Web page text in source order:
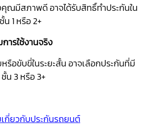
ณมีสภาพดี อาจได้รับสิทธิ์ทำประกันใน
1 หรือ 2+
ารใช้งานจริง
อขับขี่ในระยะสั้น อาจเลือกประกันที่มี
น 3 หรือ 3+
กี่ยวกับประกันรถยนต์